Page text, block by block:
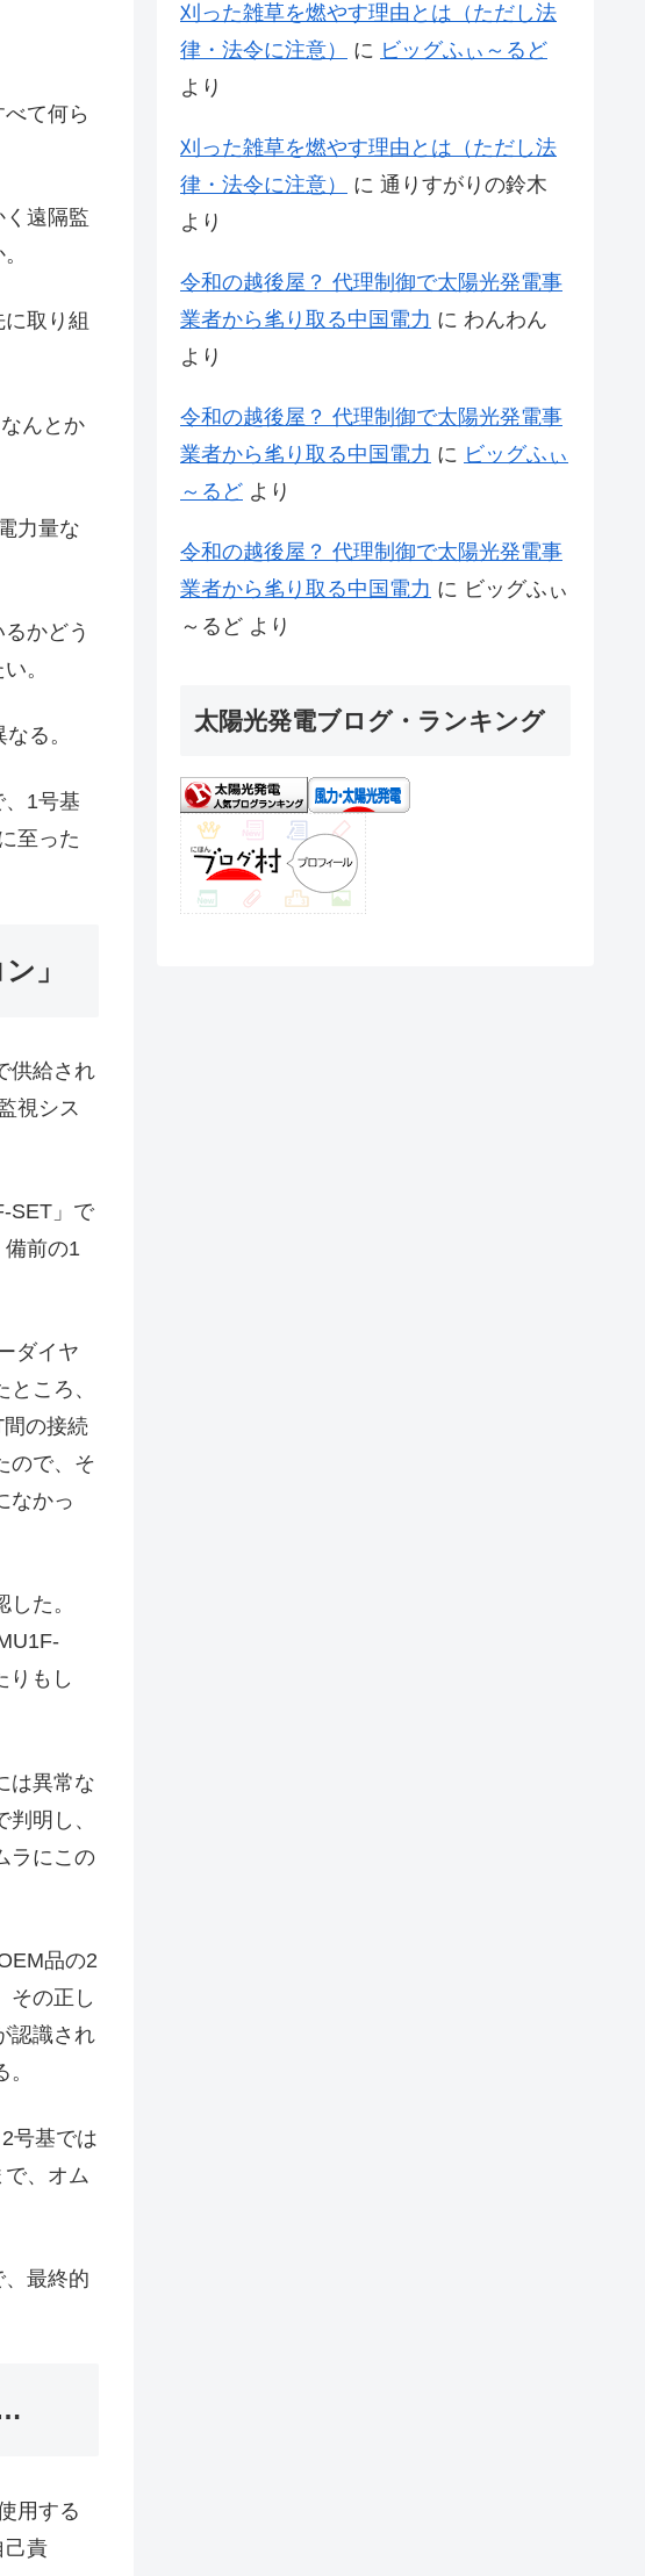
て何ら
遠隔監
取り組
んとか
力量な
かどう
。
る。
1号基
至った
」
供給され
視シス
SET」で
前の1
ダイヤ
ころ、
の接続
ので、そ
なかっ
た。
りもし
は異常な
明し、
ラにこの
品の2
その正し
認識され
号基では
、オム
最終的
用する
己責
刈った雑草を燃やす理由とは（ただし法
律・法令に注意）
に ビッグふぃ～るど
より
刈った雑草を燃やす理由とは（ただし法
律・法令に注意）
に 通りすがりの鈴木
より
令和の越後屋？ 代理制御で太陽光発電事
業者から毟り取る中国電力 に わんわん
より
令和の越後屋？ 代理制御で太陽光発電事
業者から毟り取る中国電力 に ビッグふぃ
～るど より
令和の越後屋？ 代理制御で太陽光発電事
業者から毟り取る中国電力 に ビッグふぃ
～るど より
太陽光発電ブログ・ランキング